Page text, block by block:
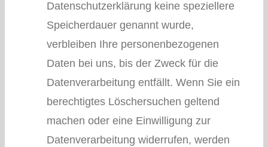
Datenschutzerklärung keine speziellere
Speicherdauer genannt wurde,
verbleiben Ihre personenbezogenen
Daten bei uns, bis der Zweck für die
Datenverarbeitung entfällt. Wenn Sie ein
berechtigtes Löschersuchen geltend
machen oder eine Einwilligung zur
Datenverarbeitung widerrufen, werden